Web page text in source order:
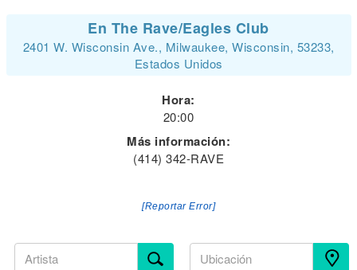
En The Rave/Eagles Club
2401 W. Wisconsin Ave., Milwaukee, Wisconsin, 53233,
Estados Unidos
Hora:
20:00
Más información:
(414) 342-RAVE
[Reportar Error]